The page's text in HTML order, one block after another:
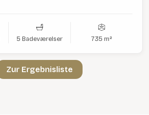
5 Badeværelser 735 m²
Zur Ergebnisliste